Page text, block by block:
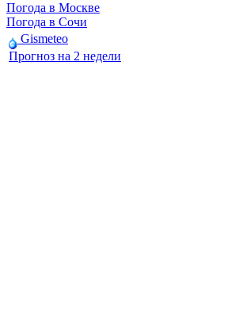
Погода в Москве
Погода в Сочи
Gismeteo
Прогноз на 2 недели